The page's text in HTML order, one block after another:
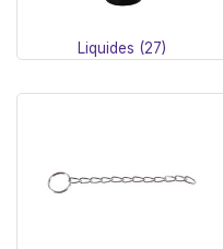
Liquides (27)